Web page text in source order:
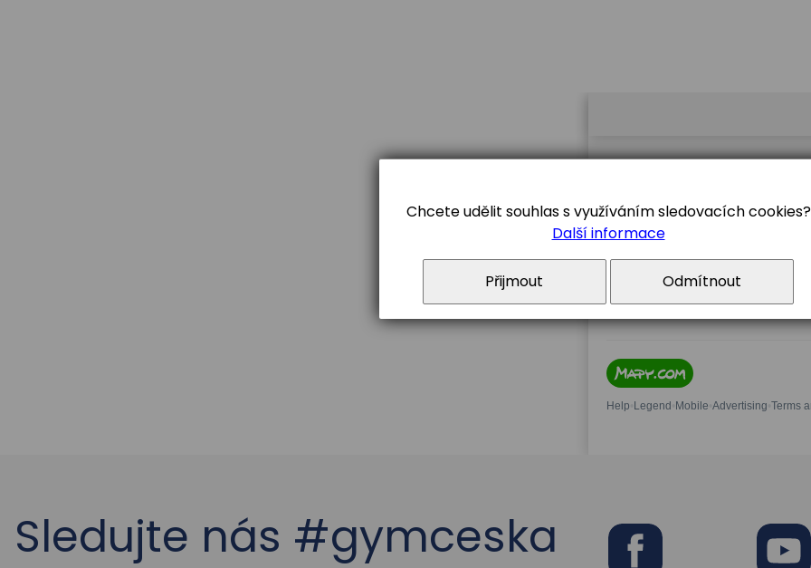
Sledujte nás #gymceska
Chcete udělit souhlas s využíváním sledovacích cookies?
Další informace
Přijmout Odmítnout